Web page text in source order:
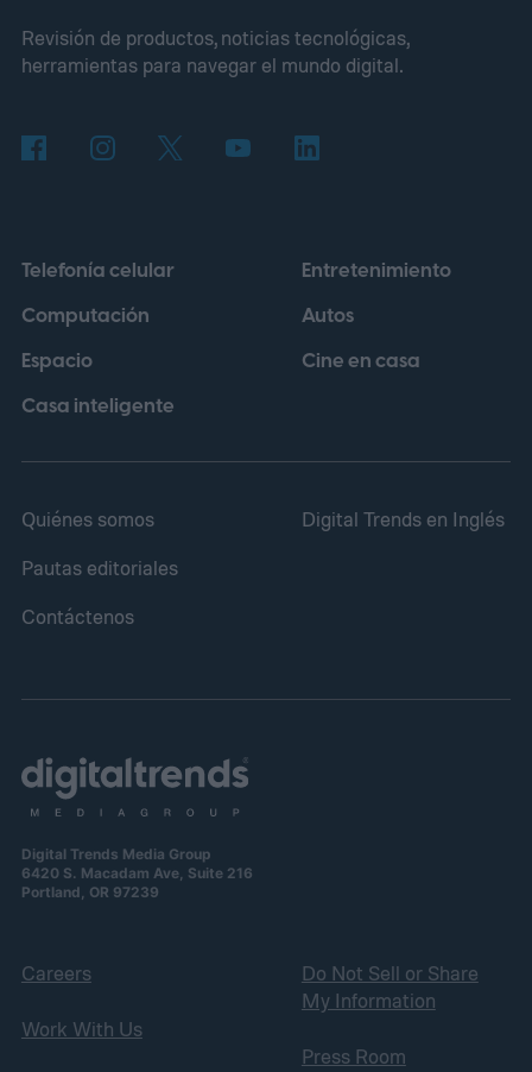
Revisión de productos, noticias tecnológicas,
herramientas para navegar el mundo digital.
Telefonía celular
Computación
Espacio
Casa inteligente
Entretenimiento
Autos
Cine en casa
Quiénes somos
Pautas editoriales
Contáctenos
Digital Trends en Inglés
Digital Trends Media Group
6420 S. Macadam Ave, Suite 216
Portland, OR 97239
Careers
Work With Us
Do Not Sell or Share
My Information
Press Room